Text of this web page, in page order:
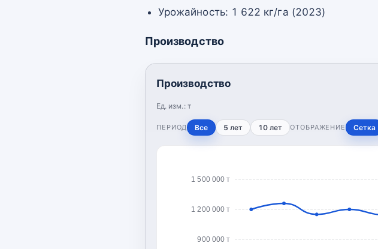
Урожайность: 1 622 кг/га (2023)
Производство
Производство
Ед. изм.: т
ПЕРИОД Все 5 лет 10 лет ОТОБРАЖЕНИЕ Сетка
900 000 т
1 200 000 т
1 500 000 т